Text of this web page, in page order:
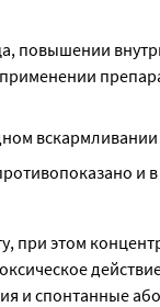
повышении
вскармливании
и
при этом
и спонтанные